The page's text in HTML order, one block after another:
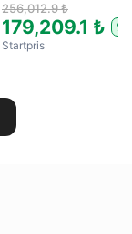
256,012.9 ₺
179,209.1 ₺
Startpris